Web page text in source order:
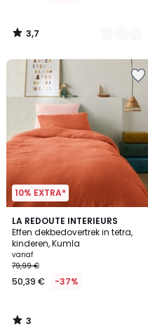
3,7
/
10% EXTRA*
LA REDOUTE INTERIEURS
Effen dekbedovertrek in tetra,
kinderen, Kumla
vanaf
79,99 €
50,39 € -37%
3
/
5
3
/